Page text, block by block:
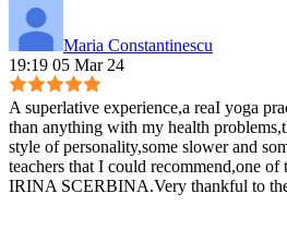
Maria Constantinescu
19:19 05 Mar 24
A superlative experience,a reaI yoga
than anything with my health
style of personality,some slower and
teachers that I could recommend,one of
IRINA SCERBINA.Very thankful to